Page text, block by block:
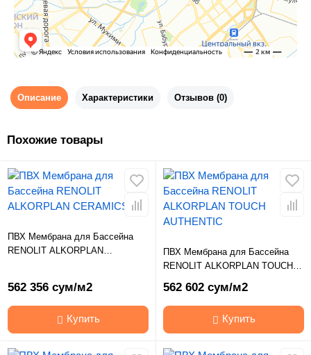
Описание Характеристики Отзывов (0)
Похожие товары
ПВХ Мембрана для Бассейна
RENOLIT ALKORPLAN
562 356 сум/м2
Купить
ПВХ Мембрана для Бассейна
RENOLIT ALKORPLAN TOUCH
562 602 сум/м2
Купить